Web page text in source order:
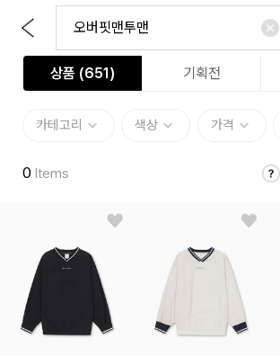
상품 (651 ) 기획전
카테고리 색상 가격
0 Items